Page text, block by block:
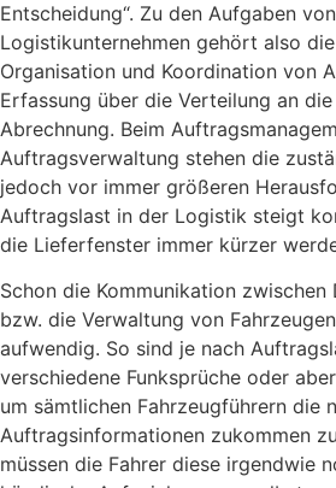
Entscheidung“. Zu den Aufgaben
Logistikunternehmen gehört also
Organisation und Koordination von
Erfassung über die Verteilung an
Abrechnung. Beim
Auftragsverwaltung stehen die
jedoch vor immer größeren
Auftragslast in der Logistik steigt
die Lieferfenster immer kürzer
Schon die Kommunikation zwischen
bzw. die Verwaltung von
aufwendig. So sind je nach
verschiedene Funksprüche oder
um sämtlichen Fahrzeugführern die
Auftragsinformationen zukommen
müssen die Fahrer diese irgendwie